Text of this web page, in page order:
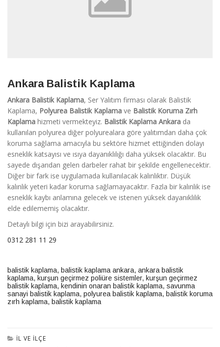
Ankara Balistik Kaplama
Ankara Balistik Kaplama, Ser Yalıtım firması olarak Balistik
Kaplama, Polyurea Balistik Kaplama ve Balistik Koruma Zırh
Kaplama hizmeti vermekteyiz. Balistik Kaplama Ankara da
kullanılan polyurea diğer polyurealara göre yalıtımdan daha çok
koruma sağlama amacıyla bu sektöre hizmet ettiğinden dolayı
esneklik katsayısı ve ısıya dayanıklılığı daha yüksek olacaktır. Bu
sayede dışarıdan gelen darbeler rahat bir şekilde engellenecektir.
Diğer bir fark ise uygulamada kullanılacak kalınlıktır. Düşük
kalınlık yeteri kadar koruma sağlamayacaktır. Fazla bir kalınlık ise
esneklik kaybı anlamına gelecek ve istenen yüksek dayanıklılık
elde edilememiş olacaktır.
Detaylı bilgi için bizi arayabilirsiniz.
0312 281 11 29
balistik kaplama, balistik kaplama ankara, ankara balistik
kaplama, kurşun geçirmez poliüre sistemler, kurşun geçirmez
balistik kaplama, kendinin onaran balistik kaplama, savunma
sanayi balistik kaplama, polyurea balistik kaplama, balistik koruma
zırh kaplama, balistik kaplama
İL VE İLÇE